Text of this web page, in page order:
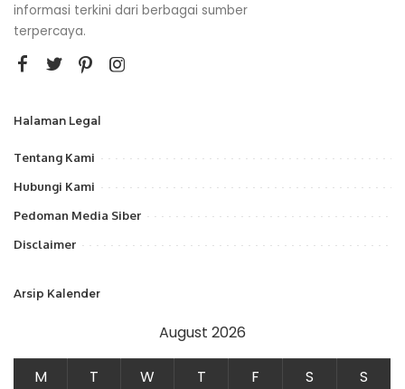
informasi terkini dari berbagai sumber
terpercaya.
Halaman Legal
Tentang Kami
Hubungi Kami
Pedoman Media Siber
Disclaimer
Arsip Kalender
August 2026
M T W T F S
S